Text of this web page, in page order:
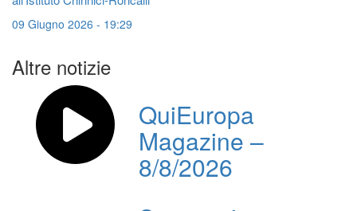
09 Giugno 2026 - 19:29
Altre notizie
QuiEuropa
Magazine –
8/8/2026